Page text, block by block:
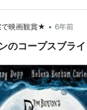
しはMacが使いた
こせことOS更新し
なくなるから、 これ
映画観賞★ • 6年前
のコープスブラ